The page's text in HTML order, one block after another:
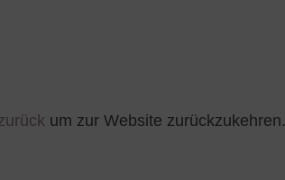
um zur Website zurückzukehren.